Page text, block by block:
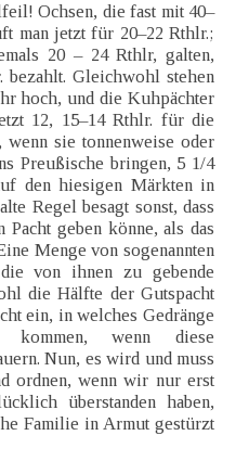
Ochsen, die fast mit 40–
man jetzt für 20–22 Rthlr.;
20 – 24 Rthlr, galten,
Gleichwohl stehen
hoch, und die Kuhpächter
12, 15–14 Rthlr. für die
wenn sie tonnenweise oder
Preußische bringen, 5 1/4
den hiesigen Märkten in
Regel besagt sonst, dass
geben könne, als das
Menge von sogenannten
von ihnen zu gebende
die Hälfte der Gutspacht
ein, in welches Gedränge
kommen, wenn diese
Nun, es wird und muss
ordnen, wenn wir nur erst
überstanden haben,
Familie in Armut gestürzt